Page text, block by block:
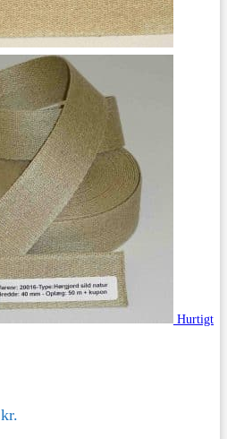
Hurtigt
kr.